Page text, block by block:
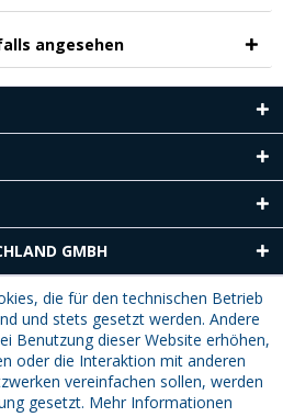
angesehen
GMBH
die für den technischen Betrieb
und stets gesetzt werden. Andere
Benutzung dieser Website erhöhen,
oder die Interaktion mit anderen
vereinfachen sollen, werden
gesetzt. Mehr Informationen